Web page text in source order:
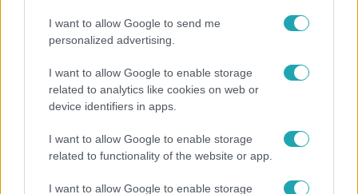
I want to allow Google to send me
personalized advertising.
I want to allow Google to enable storage
related to analytics like cookies on web or
device identifiers in apps.
I want to allow Google to enable storage
related to functionality of the website or app.
I want to allow Google to enable storage
Gyakori tévhit dől meg a ventilátorról – így